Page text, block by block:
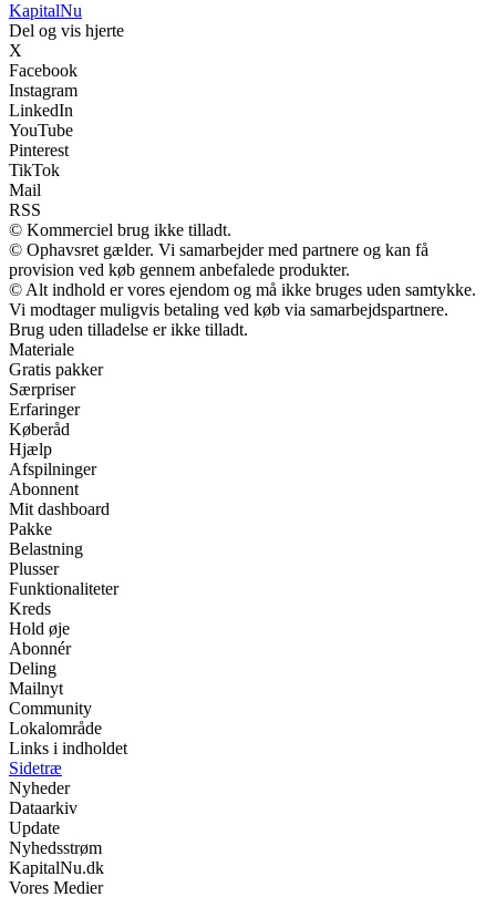
KapitalNu
Del og vis hjerte
X
Facebook
Instagram
LinkedIn
YouTube
Pinterest
TikTok
Mail
RSS
© Kommerciel brug ikke tilladt.
© Ophavsret gælder. Vi samarbejder med partnere og kan få
provision ved køb gennem anbefalede produkter.
© Alt indhold er vores ejendom og må ikke bruges uden samtykke.
Vi modtager muligvis betaling ved køb via samarbejdspartnere.
Brug uden tilladelse er ikke tilladt.
Materiale
Gratis pakker
Særpriser
Erfaringer
Køberåd
Hjælp
Afspilninger
Abonnent
Mit dashboard
Pakke
Belastning
Plusser
Funktionaliteter
Kreds
Hold øje
Abonnér
Deling
Mailnyt
Community
Lokalområde
Links i indholdet
Sidetræ
Nyheder
Dataarkiv
Update
Nyhedsstrøm
KapitalNu.dk
Vores Medier